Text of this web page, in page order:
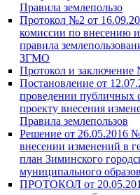
Правила землепользо
Протокол №2 от
комиссии по внесению
правила
ЗГМО
Протокол и заключение
Постановление от
проведении публичных
проекту внесения
Правила землепользов
Решение от 26.05.2016
внесении изменений в
план Зиминского
муниципального
ПРОТОКОЛ от